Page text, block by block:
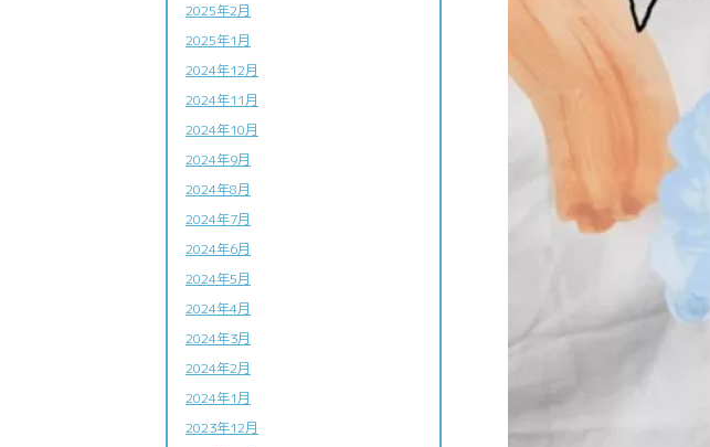
2025年2月
2025年1月
2024年12月
2024年11月
2024年10月
2024年9月
2024年8月
2024年7月
2024年6月
2024年5月
2024年4月
2024年3月
2024年2月
2024年1月
2023年12月